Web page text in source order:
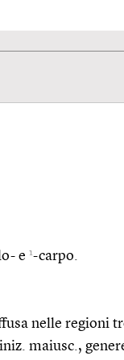
e 1-carpo.
nelle regioni
maiusc.,